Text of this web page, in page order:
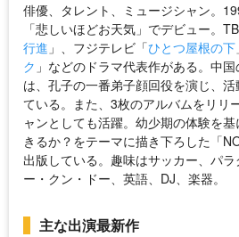
俳優、タレント、ミュージシャン。
「悲しいほどお天気」でデビュー。
行進 」、フジテレビ「ひとつ屋根の下
ク 」などのドラマ代表作がある。中
は、孔子の一番弟子顔回役を演じ、
ている。また、3枚のアルバムをリリ
ャンとしても活躍。幼少期の体験を
きるか？をテーマに描き下ろした「
出版している。趣味はサッカー、パ
ー・クン・ドー、英語、DJ、楽器。
主な出演最新作